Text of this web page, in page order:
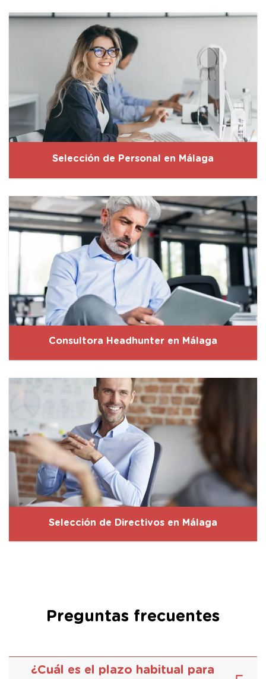
Selección de Personal en Málaga
Consultora Headhunter en Málaga
Selección de Directivos en Málaga
Preguntas frecuentes
¿Cuál es el plazo habitual para